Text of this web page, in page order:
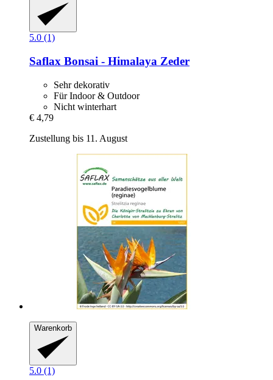
5.0 (1)
Saflax Bonsai -​ Himalaya Zeder
Sehr dekorativ
Für Indoor & Outdoor
Nicht winterhart
€ 4,79
Zustellung bis 11. August
Warenkorb
5.0 (1)